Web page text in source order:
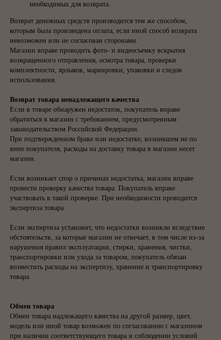
необходимых для возврата.
Возврат денежных средств производится тем же способом,
которым была произведена оплата, если иной способ возврата
невозможен или не согласован сторонами.
Магазин вправе проводить фото- и видеосъемку вскрытия
возвращенного отправления, осмотра товара, проверки
комплектности, ярлыков, маркировки, упаковки и следов
использования.
Возврат товара ненадлежащего качества
Если в товаре обнаружен недостаток, покупатель вправе
обратиться в магазин с требованием, предусмотренным
законодательством Российской Федерации.
При подтвержденном браке или недостатке, возникшем не по
вине покупателя, расходы на доставку товара в магазин несет
магазин.
Если возникает спор о причинах недостатка, магазин вправе
провести проверку качества товара. Покупатель вправе
участвовать в такой проверке. При необходимости проводится
экспертиза товара.
Если экспертиза установит, что недостатки возникли вследствие
обстоятельств, за которые магазин не отвечает, в том числе из-за
нарушения правил эксплуатации, стирки, хранения, чистки,
транспортировки или ухода за товаром, покупатель обязан
возместить расходы на экспертизу, хранение и транспортировку
товара.
Обмен товара
Обмен товара надлежащего качества на другой размер, цвет,
модель или иной товар возможен по согласованию с магазином
при наличии соответствующего товара и соблюдении условий